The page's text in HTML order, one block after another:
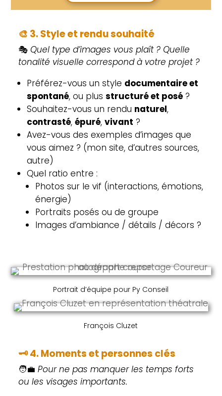
🎨 3. Style et rendu souhaité
🎭 Quel type d’images vous plaît ? Quelle
tonalité visuelle correspond à votre projet ?
Préférez-vous un style documentaire et
spontané, ou plusstructuré et posé ?
Souhaitez-vous un rendu naturel,
contrasté,épuré,vivant ?
Avez-vous des exemples d’images que
vous aimez ? (mon site, d’autres sources,
autre)
Quel ratio entre :
Photos sur le vif (interactions, émotions,
énergie)
Portraits posés ou de groupe
Images d’ambiance / détails / décors ?
Portrait d’équipe pour Py Conseil
François Cluzet
🗝️4. Moments et personnes clés
🧑‍💼Pour ne pas manquer les temps forts
ou les visages importants.